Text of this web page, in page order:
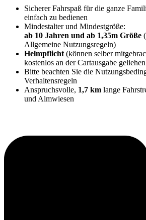
Sicherer Fahrspaß für die ganze
einfach zu bedienen
Mindestalter und Mindestgröße:
ab 10 Jahren und ab 1,35m Größe
Allgemeine Nutzungsregeln)
Helmpflicht (können selber
kostenlos an der Cartausgabe
Bitte beachten Sie die
Verhaltensregeln
Anspruchsvolle, 1,7 km lange
und Almwiesen